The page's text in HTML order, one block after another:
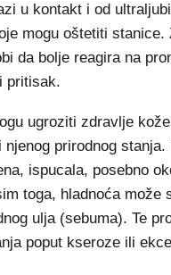
u kontakt i od
mogu oštetiti stanice.
da bolje reagira na
pritisak.
ugroziti zdravlje
njenog prirodnog stanja.
ispucala, posebno
toga, hladnoća može
ulja (sebuma). Te
poput kseroze ili